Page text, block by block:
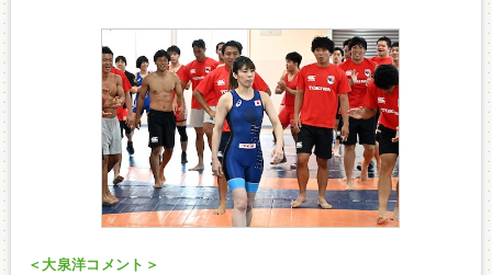
＜大泉洋コメント＞